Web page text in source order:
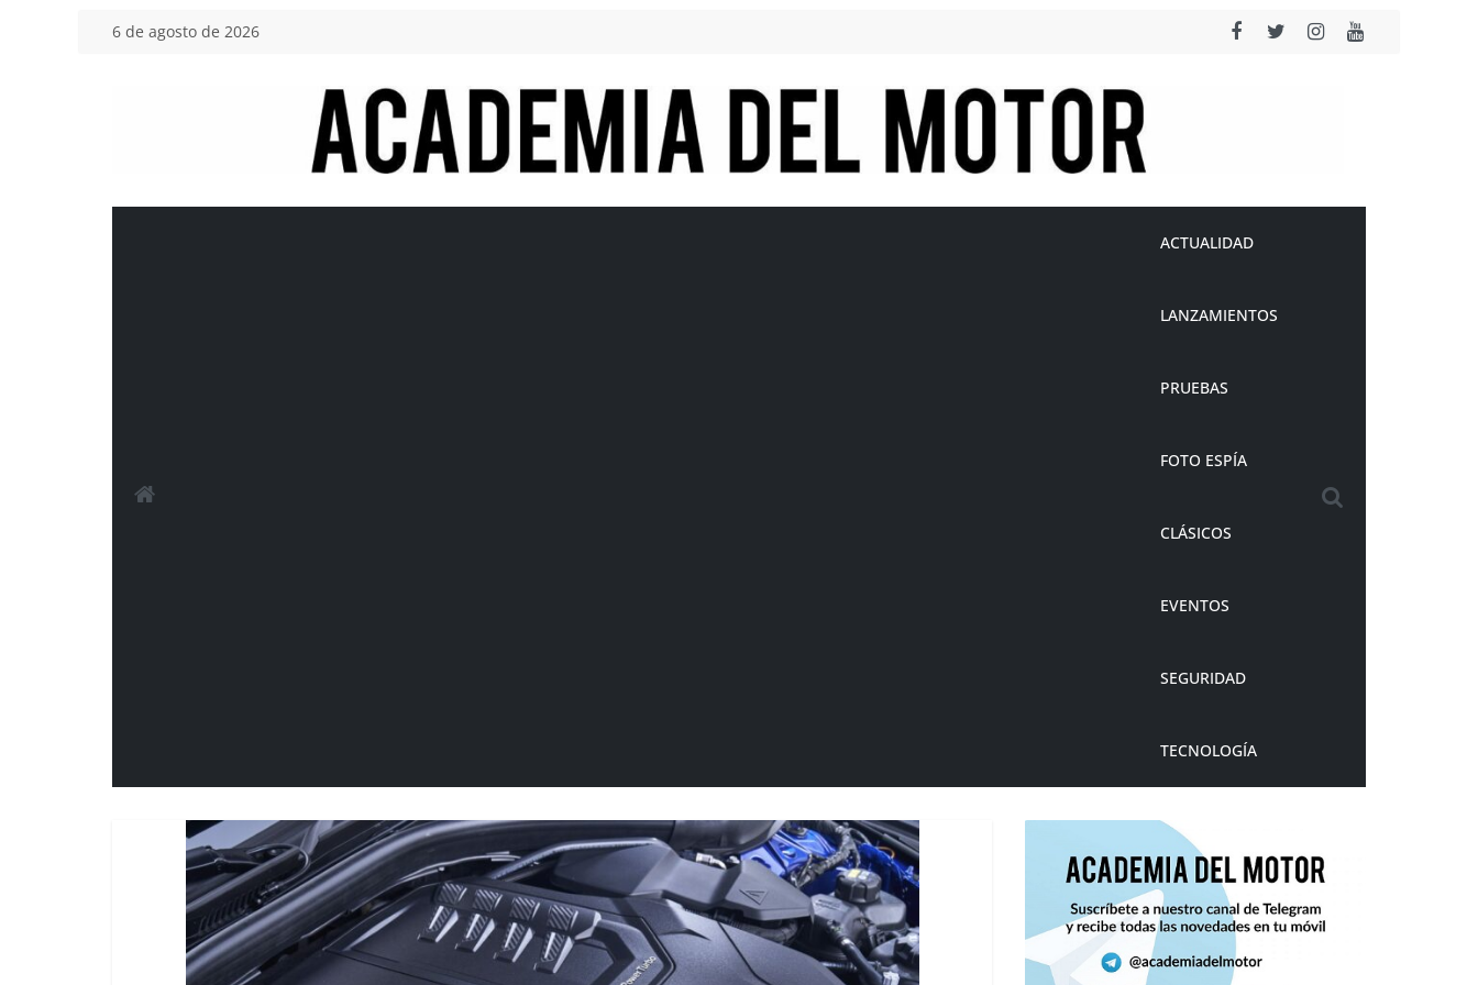
Saltar6 de agosto de 2026
Academia
del
ACTUALIDAD
LANZAMIENTOS
PRUEBAS
FOTO ESPÍA
CLÁSICOS
EVENTOS
SEGURIDAD
TECNOLOGÍA